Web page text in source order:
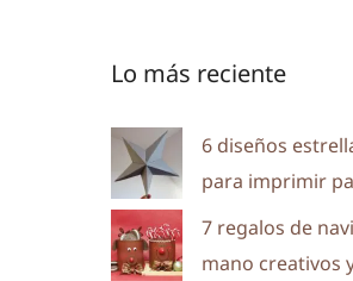
Lo más reciente
6 diseños
para imprimir
7 regalos de
mano creativos